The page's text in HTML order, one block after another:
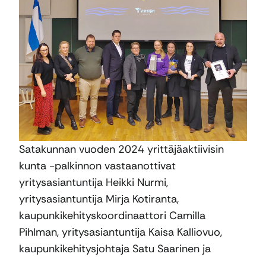
Satakunnan vuoden 2024 yrittäjäaktiivisin
kunta -palkinnon vastaanottivat
yritysasiantuntija Heikki Nurmi,
yritysasiantuntija Mirja Kotiranta,
kaupunkikehityskoordinaattori Camilla
Pihlman, yritysasiantuntija Kaisa Kalliovuo,
kaupunkikehitysjohtaja Satu Saarinen ja